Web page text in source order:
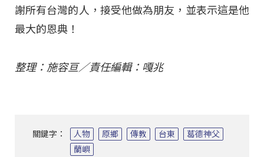
謝所有台灣的人，接受他做為朋友，並表示這是他
最大的恩典！
整理：施容亘／責任編輯：嘎兆
關鍵字： 人物 原鄉 傳教 台東
葛德神父
蘭嶼